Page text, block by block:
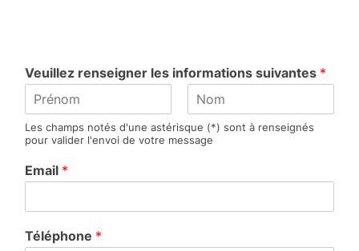
Veuillez renseigner les informations suivantes *
r
é
o
m
o
m
Les champs notés d'une astérisque (*) sont à renseignés
pour valider l'envoi de votre message
Email *
Téléphone *